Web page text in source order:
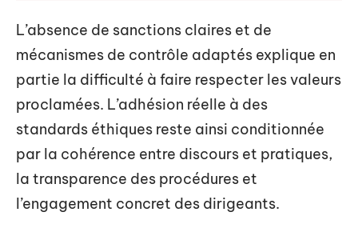
L’absence de sanctions claires et de
mécanismes de contrôle adaptés explique en
partie la difficulté à faire respecter les valeurs
proclamées. L’adhésion réelle à des
standards éthiques reste ainsi conditionnée
par la cohérence entre discours et pratiques,
la transparence des procédures et
l’engagement concret des dirigeants.